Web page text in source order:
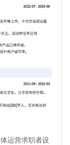
运营求职者设